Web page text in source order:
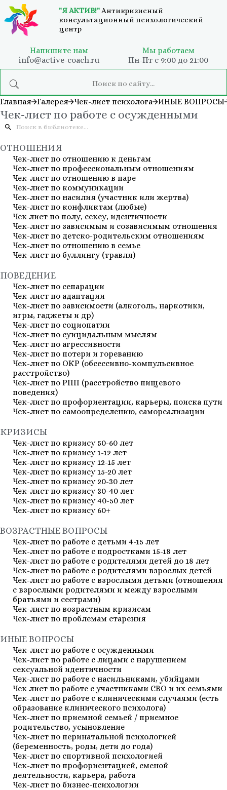
"Я АКТИВ!"Антикризисный
консультационный психологический
центр
Напишите нам
info@active-coach.ru
Мы работаем
Пн-Пт с 9:00 до 21:00
Главная Галерея Чек-лист психолога ИНЫЕ ВОПРОСЫ
Чек-лист по работе с осужденными
ОТНОШЕНИЯ
Чек-лист по отношению к деньгам
Чек-лист по профессиональным отношениям
Чек-лист по отношению в паре
Чек-лист по коммуникации
Чек-лист по насилия (участник или жертва)
Чек-лист по конфликтам (любые)
Чек лист по полу, сексу, идентичности
Чек-лист по зависимым и созависимым отношения
Чек-лист по детско-родительским отношениям
Чек-лист по отношению в семье
Чек-лист по буллингу (травля)
ПОВЕДЕНИЕ
Чек-лист по сепарации
Чек-лист по адаптации
Чек-лист по зависимости (алкоголь, наркотики,
игры, гаджеты и др)
Чек-лист по социопатии
Чек-лист по суицидальным мыслям
Чек-лист по агрессивности
Чек-лист по потери и гореванию
Чек-лист по ОКР (обсессивно-компульсивное
расстройство)
Чек-лист по РПП (расстройство пищевого
поведения)
Чек-лист по профориентации, карьеры, поиска пути
Чек-лист по самоопределению, самореализации
КРИЗИСЫ
Чек-лист по кризису 50-60 лет
Чек-лист по кризису 1-12 лет
Чек-лист по кризису 12-15 лет
Чек-лист по кризису 15-20 лет
Чек-лист по кризису 20-30 лет
Чек-лист по кризису 30-40 лет
Чек-лист по кризису 40-50 лет
Чек-лист по кризису 60+
ВОЗРАСТНЫЕ ВОПРОСЫ
Чек-лист по работе с детьми 4-15 лет
Чек-лист по работе с подростками 15-18 лет
Чек-лист по работе с родителями детей до 18 лет
Чек-лист по работе с родителями взрослых детей
Чек-лист по работе с взрослыми детьми (отношения
с взрослыми родителями и между взрослыми
братьями и сестрами)
Чек-лист по возрастным кризисам
Чек-лист по проблемам старения
ИНЫЕ ВОПРОСЫ
Чек-лист по работе с осужденными
Чек-лист по работе с лицами с нарушением
сексуальной идентичности
Чек-лист по работе с насильниками, убийцами
Чек лист по работе с участниками СВО и их семьями
Чек-лист по работе с клиническими случаями (есть
образование клинического психолога)
Чек-лист по приемной семьей / приемное
родительство, усыновление
Чек-лист по перинатальной психологией
(беременность, роды, дети до года)
Чек-лист по спортивной психологией
Чек-лист по профориентацией, сменой
деятельности, карьера, работа
Чек-лист по бизнес-психологии